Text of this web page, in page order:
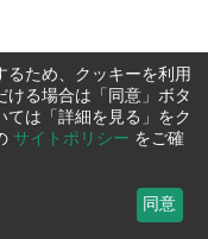
るため、クッキーを利用
ける場合は「同意」ボタ
ては「詳細を見る」をク
サイトポリシー をご確
同意